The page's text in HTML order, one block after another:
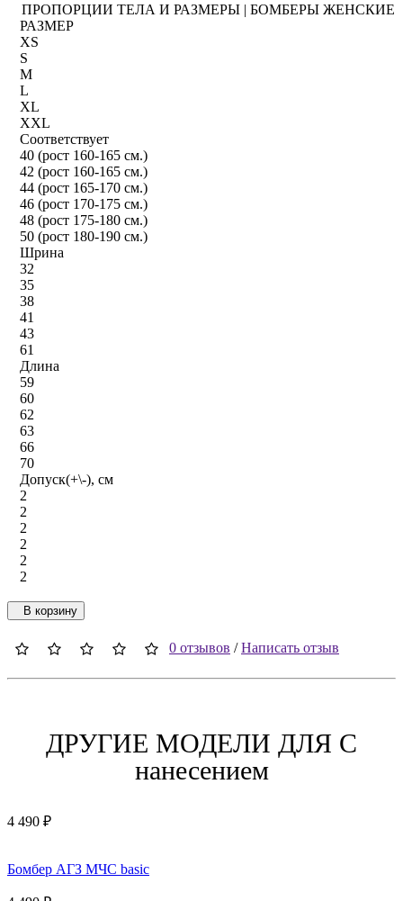
ПРОПОРЦИИ ТЕЛА И РАЗМЕРЫ | БОМБЕРЫ ЖЕНСКИЕ
РАЗМЕР
XS
S
M
L
XL
XXL
Соответствует
40 (рост 160-165 см.)
42 (рост 160-165 см.)
44 (рост 165-170 см.)
46 (рост 170-175 см.)
48 (рост 175-180 см.)
50 (рост 180-190 см.)
Шрина
32
35
38
41
43
61
Длина
59
60
62
63
66
70
Допуск(+\-), см
2
2
2
2
2
2
В корзину
0 отзывов /Написать отзыв
ДРУГИЕ МОДЕЛИ ДЛЯ C
нанесением
4 490 ₽
Бомбер АГЗ МЧС basic